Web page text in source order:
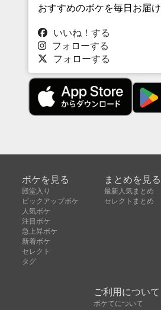
おすすめのボケを毎日お届け
いいね！する
フォローする
フォローする
ボケを見る
殿堂入り
ピックアップボケ
人気ボケ
注目ボケ
急上昇ボケ
新着ボケ
セレクト
タグ
まとめを見る
最新人気まとめ
セレクトまとめ
ご利用について
ボケてについて